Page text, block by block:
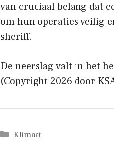
van cruciaal belang dat
om hun operaties veilig
sheriff.
De neerslag valt in het
(Copyright 2026 door
Categorieën
Klimaat